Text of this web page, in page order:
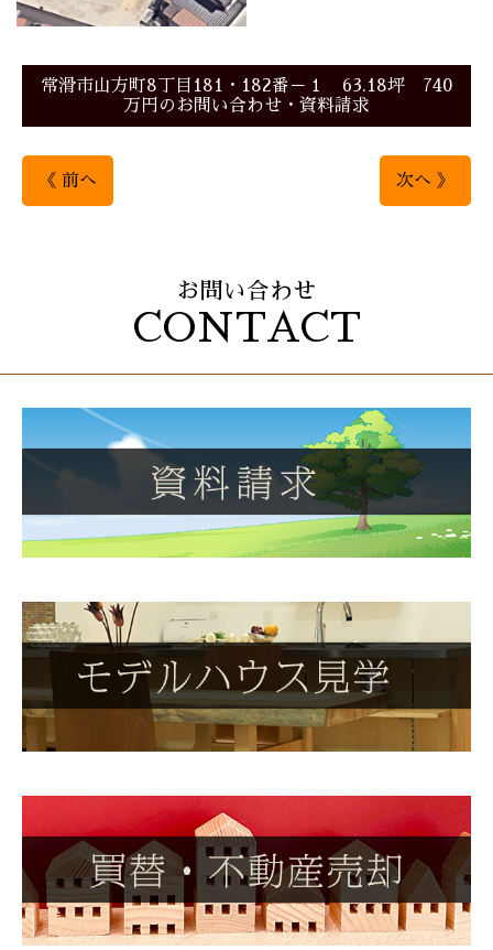
常滑市山方町8丁目181・182番－１ 63.18坪 740
万円のお問い合わせ・資料請求
《 前へ 次へ 》
お問い合わせ
CONTACT